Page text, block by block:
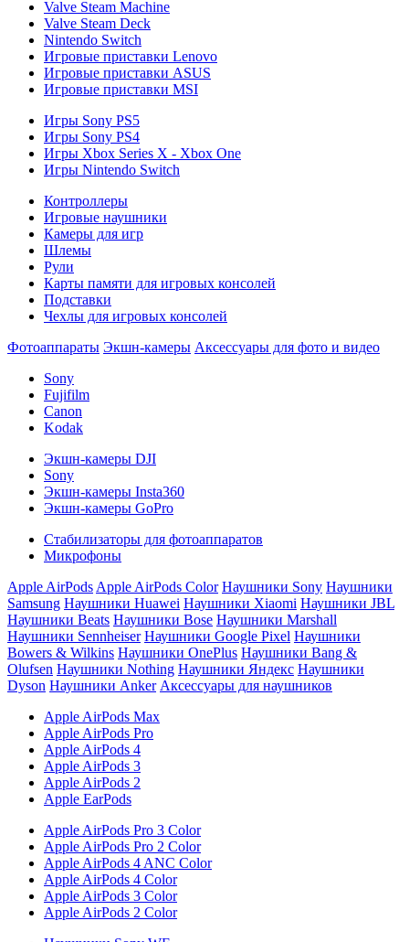
Valve Steam Machine
Valve Steam Deck
Nintendo Switch
Игровые приставки Lenovo
Игровые приставки ASUS
Игровые приставки MSI
Игры Sony PS5
Игры Sony PS4
Игры Xbox Series X - Xbox One
Игры Nintendo Switch
Контроллеры
Игровые наушники
Камеры для игр
Шлемы
Рули
Карты памяти для игровых консолей
Подставки
Чехлы для игровых консолей
Фотоаппараты Экшн-камеры Аксессуары для фото и видео
Sony
Fujifilm
Canon
Kodak
Экшн-камеры DJI
Sony
Экшн-камеры Insta360
Экшн-камеры GoPro
Стабилизаторы для фотоаппаратов
Микрофоны
Apple AirPods Apple AirPods Color Наушники Sony Наушники
Samsung Наушники Huawei Наушники Xiaomi Наушники JBL
Наушники Beats Наушники Bose Наушники Marshall
Наушники Sennheiser Наушники Google Pixel Наушники
Bowers & Wilkins Наушники OnePlus Наушники Bang &
Olufsen Наушники Nothing Наушники Яндекс Наушники
Dyson Наушники Anker Аксессуары для наушников
Apple AirPods Max
Apple AirPods Pro
Apple AirPods 4
Apple AirPods 3
Apple AirPods 2
Apple EarPods
Apple AirPods Pro 3 Color
Apple AirPods Pro 2 Color
Apple AirPods 4 ANC Color
Apple AirPods 4 Color
Apple AirPods 3 Color
Apple AirPods 2 Color